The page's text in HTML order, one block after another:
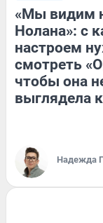
«Мы видим
Нолана»: с
настроем
смотреть
чтобы она
выглядела
Надежда